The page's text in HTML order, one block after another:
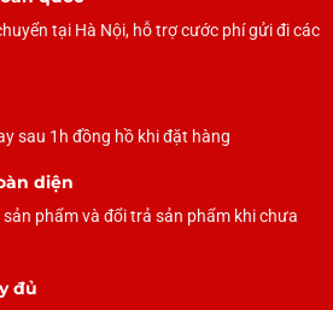
tại Hà Nội, hỗ trợ cước phí gửi đi các
sau 1h đồng hồ khi đặt hàng
diện
phẩm và đổi trả sản phẩm khi chưa
đủ